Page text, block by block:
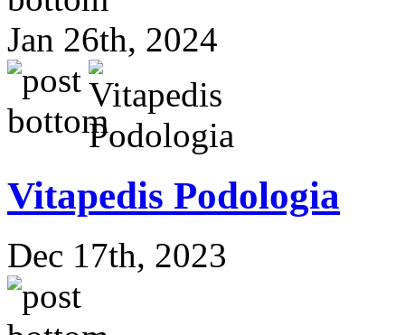
Jan 26th, 2024
Vitapedis Podologia
Dec 17th, 2023